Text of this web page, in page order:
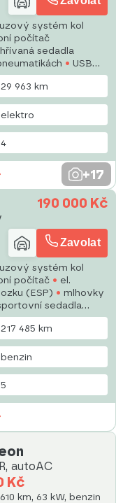
systém kol
počítač
sedadla
USB
hlídání jízdního
řízení
29 963 km
elektro
4
+17
190 000 Kč
Zavolat
systém kol
počítač
el.
(ESP)
mlhovky
sedadla
airbag
parkovací
217 485 km
benzin
5
autoAC
Kč
km, 63 kW, benzin